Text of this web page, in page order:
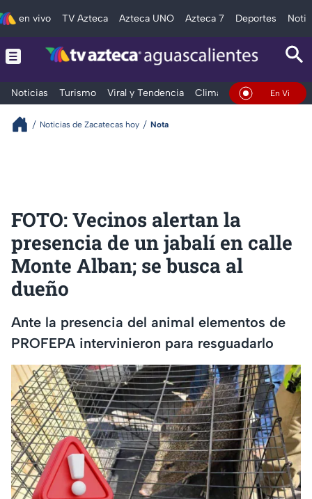
en vivo TV Azteca Azteca UNO Azteca 7 Deportes
Noticias Turismo Viral y Tendencia Clima DeportesEn Vivo
Noticias de Zacatecas hoy Nota
FOTO: Vecinos alertan la
presencia de un jabalí en calle
Monte Alban; se busca al
dueño
Ante la presencia del animal elementos de
PROFEPA intervinieron para resguadarlo